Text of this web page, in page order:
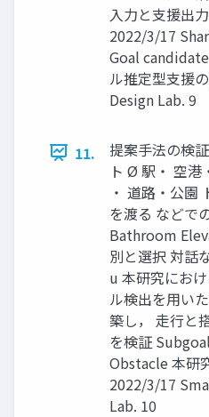
⼊⼒と⽀援出
2022/3/17
Goal
ル推定型⽀援
Design Lab. 9
11.
提案⼿法の検
ト Ø 駅・ 空
・ 道路・公園
を渡る などで
Bathroom
別と選択 対話
u 本研究にお
ル検出を⽤い
築し， ⾛⾏と
を検証
Obstacle 本研
2022/3/17
Lab. 10